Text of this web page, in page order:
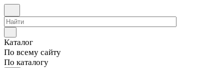
Каталог
По всему сайту
По каталогу